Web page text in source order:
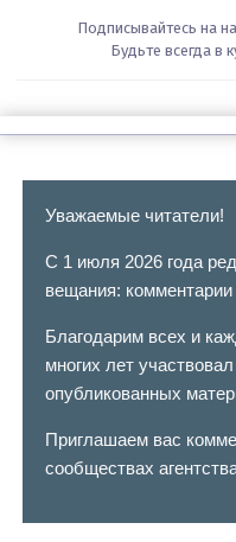
Подписывайтесь на
Будьте всегда в
Уважаемые читатели!
С 1 июля 2026 года
вещания:
Благодарим всех и
многих лет
опубликованных
Приглашаем вас
сообществах